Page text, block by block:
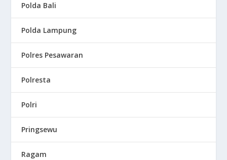
Polda Bali
Polda Lampung
Polres Pesawaran
Polresta
Polri
Pringsewu
Ragam